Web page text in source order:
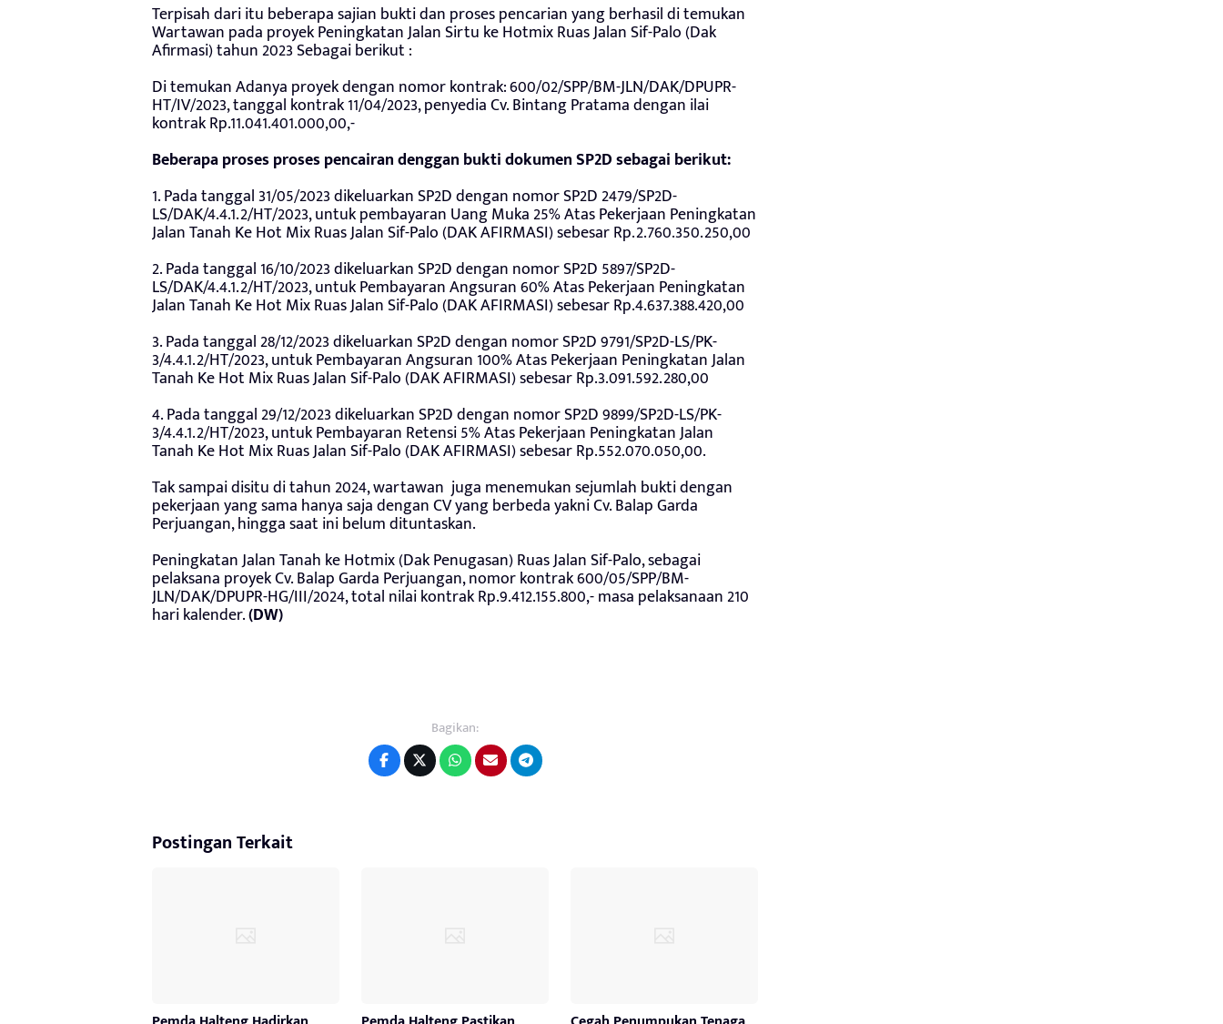
Terpisah dari itu beberapa sajian bukti dan proses pencarian yang berhasil di temukan
Wartawan pada proyek Peningkatan Jalan Sirtu ke Hotmix Ruas Jalan Sif-Palo (Dak
Afirmasi) tahun 2023 Sebagai berikut :
Di temukan Adanya proyek dengan nomor kontrak: 600/02/SPP/BM-JLN/DAK/DPUPR-
HT/IV/2023, tanggal kontrak 11/04/2023, penyedia Cv. Bintang Pratama dengan ilai
kontrak Rp.11.041.401.000,00,-
Beberapa proses proses pencairan denggan bukti dokumen SP2D sebagai berikut:
1. Pada tanggal 31/05/2023 dikeluarkan SP2D dengan nomor SP2D 2479/SP2D-
LS/DAK/4.4.1.2/HT/2023, untuk pembayaran Uang Muka 25% Atas Pekerjaan Peningkatan
Jalan Tanah Ke Hot Mix Ruas Jalan Sif-Palo (DAK AFIRMASI) sebesar Rp.2.760.350.250,00
2. Pada tanggal 16/10/2023 dikeluarkan SP2D dengan nomor SP2D 5897/SP2D-
LS/DAK/4.4.1.2/HT/2023, untuk Pembayaran Angsuran 60% Atas Pekerjaan Peningkatan
Jalan Tanah Ke Hot Mix Ruas Jalan Sif-Palo (DAK AFIRMASI) sebesar Rp.4.637.388.420,00
3. Pada tanggal 28/12/2023 dikeluarkan SP2D dengan nomor SP2D 9791/SP2D-LS/PK-
3/4.4.1.2/HT/2023, untuk Pembayaran Angsuran 100% Atas Pekerjaan Peningkatan Jalan
Tanah Ke Hot Mix Ruas Jalan Sif-Palo (DAK AFIRMASI) sebesar Rp.3.091.592.280,00
4. Pada tanggal 29/12/2023 dikeluarkan SP2D dengan nomor SP2D 9899/SP2D-LS/PK-
3/4.4.1.2/HT/2023, untuk Pembayaran Retensi 5% Atas Pekerjaan Peningkatan Jalan
Tanah Ke Hot Mix Ruas Jalan Sif-Palo (DAK AFIRMASI) sebesar Rp.552.070.050,00.
Tak sampai disitu di tahun 2024, wartawan juga menemukan sejumlah bukti dengan
pekerjaan yang sama hanya saja dengan CV yang berbeda yakni Cv. Balap Garda
Perjuangan, hingga saat ini belum dituntaskan.
Peningkatan Jalan Tanah ke Hotmix (Dak Penugasan) Ruas Jalan Sif-Palo, sebagai
pelaksana proyek Cv. Balap Garda Perjuangan, nomor kontrak 600/05/SPP/BM-
JLN/DAK/DPUPR-HG/III/2024, total nilai kontrak Rp.9.412.155.800,- masa pelaksanaan 210
hari kalender.(DW)
Bagikan:
Postingan Terkait